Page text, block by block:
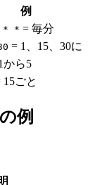
例
* * = 毎分
= 1、15、30に
から5
15ごと
例